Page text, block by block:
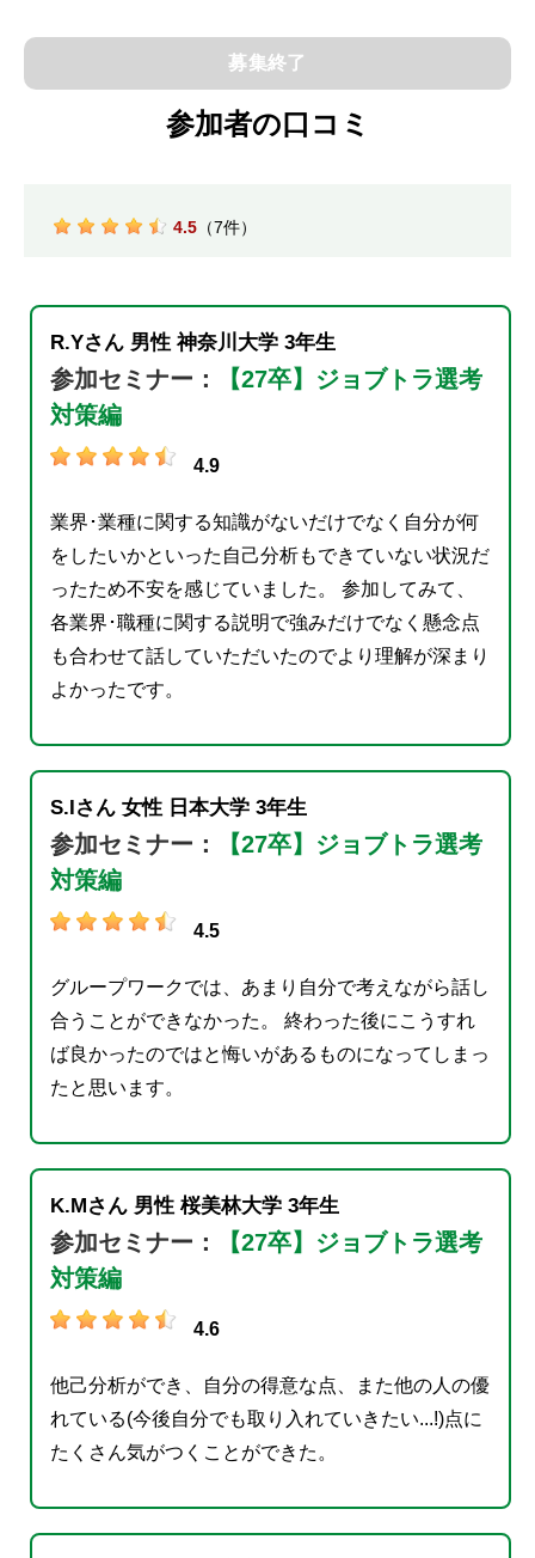
募集終了
参加者の口コミ
4.5 （7件）
R.Yさん 男性 神奈川大学 3年生
参加セミナー：
【27卒】ジョブトラ選考
対策編
4.9
業界･業種に関する知識がないだけでなく自分が何
をしたいかといった自己分析もできていない状況だ
ったため不安を感じていました。 参加してみて、
各業界･職種に関する説明で強みだけでなく懸念点
も合わせて話していただいたのでより理解が深まり
よかったです。
S.Iさん 女性 日本大学 3年生
参加セミナー：
【27卒】ジョブトラ選考
対策編
4.5
グループワークでは、あまり自分で考えながら話し
合うことができなかった。 終わった後にこうすれ
ば良かったのではと悔いがあるものになってしまっ
たと思います。
K.Mさん 男性 桜美林大学 3年生
参加セミナー：
【27卒】ジョブトラ選考
対策編
4.6
他己分析ができ、自分の得意な点、また他の人の優
れている(今後自分でも取り入れていきたい...!)点に
たくさん気がつくことができた。